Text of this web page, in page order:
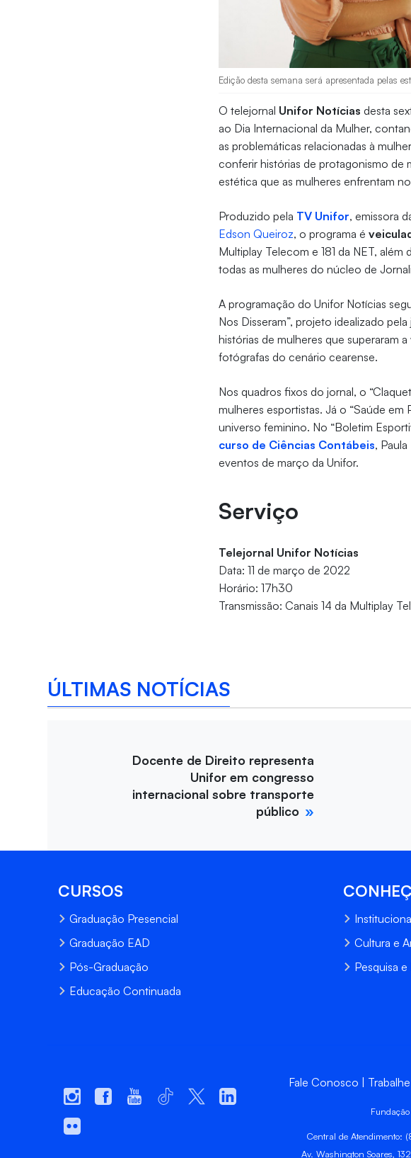
Edição desta semana será apresentada pelas
O telejornal Unifor Notícias desta
ao Dia Internacional da Mulher,
as problemáticas relacionadas à
conferir histórias de protagonismo de
estética que as mulheres enfrentam
Produzido pela TV Unifor, emissora
Edson Queiroz, o programa é
Multiplay Telecom e 181 da NET, além
todas as mulheres do núcleo de
A programação do Unifor Notícias
Nos Disseram”, projeto idealizado
histórias de mulheres que superaram
fotógrafas do cenário cearense.
Nos quadros fixos do jornal, o
mulheres esportistas. Já o “Saúde
universo feminino. No “Boletim
curso de Ciências Contábeis,
eventos de março da Unifor.
Serviço
Telejornal Unifor Notícias
Data: 11 de março de 2022
Horário: 17h30
Transmissão: Canais 14 da Multiplay
ÚLTIMAS NOTÍCIAS
Docente de Direito representa
Unifor em congresso
internacional sobre transporte
público
CURSOS
Graduação Presencial
Graduação EAD
Pós-Graduação
Educação Continuada
Cultura e
Pesquisa
Fale Conosco
Central de
Av. Washington Soares,